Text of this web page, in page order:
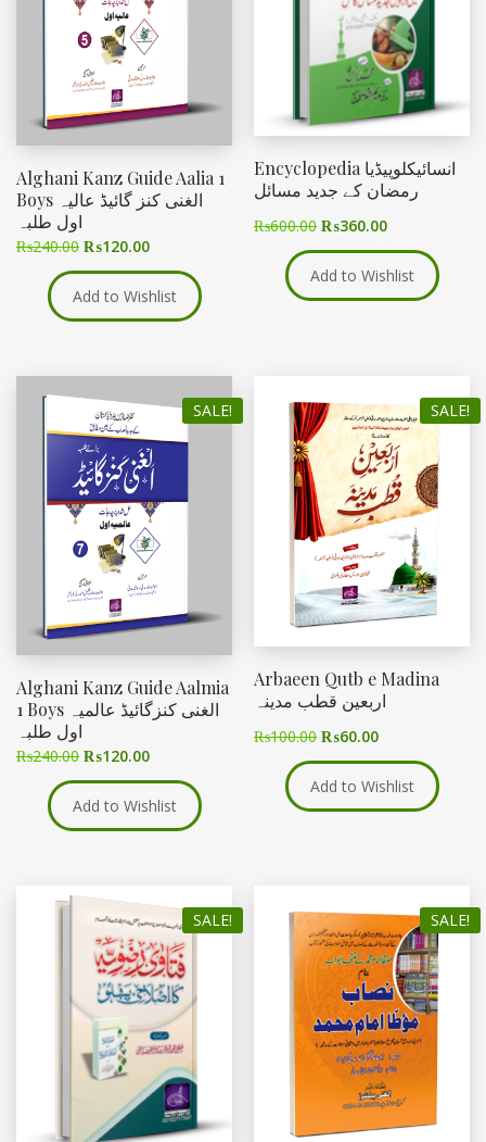
Alghani Kanz Guide Aalia 1
Boys الغنی کنز گائیڈ عالیہ
اول طلبہ
₨240.00 ₨120.00
Add to Wishlist
Encyclopedia انسائیکلوپیڈیا
رمضان کے جدید مسائل
₨600.00 ₨360.00
Add to Wishlist
SALE!
Alghani Kanz Guide Aalmia
1 Boys الغنی کنزگائیڈ عالمیہ
اول طلبہ
₨240.00 ₨120.00
Add to Wishlist
SALE!
Arbaeen Qutb e Madina
اربعین قطب مدینہ
₨100.00 ₨60.00
Add to Wishlist
SALE! SALE!